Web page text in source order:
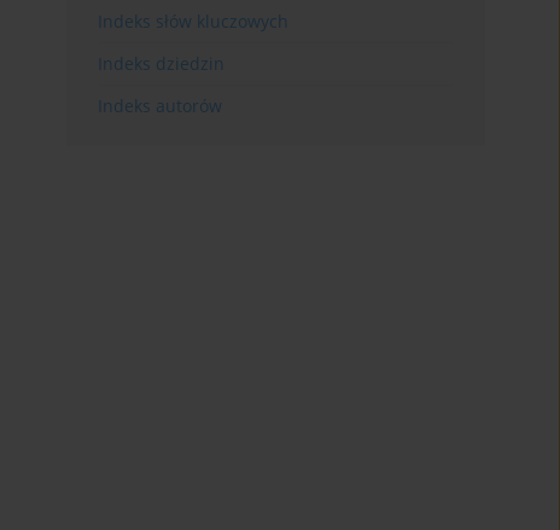
Indeks słów kluczowych
Indeks dziedzin
Indeks autorów